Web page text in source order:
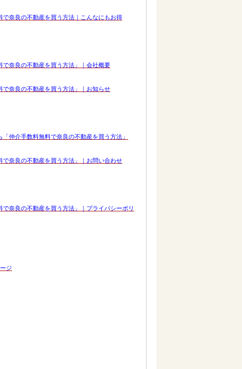
奈良の不動産を買う方法｜こんなにもお得
奈良の不動産を買う方法」｜会社概要
奈良の不動産を買う方法」｜お知らせ
仲介手数料無料で奈良の不動産を買う方法」
奈良の不動産を買う方法」｜お問い合わせ
奈良の不動産を買う方法」｜プライバシーポリ
ジ